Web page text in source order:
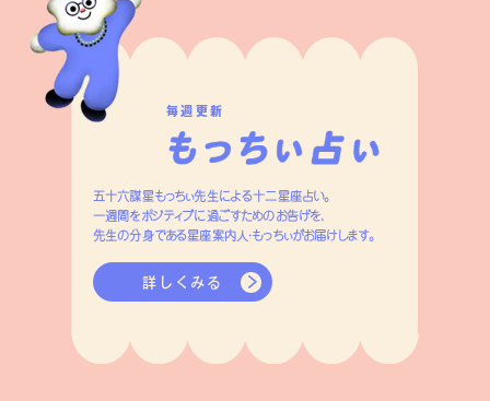
毎週更新
五十六謀星もっちぃ先生による十二星座占い。
一週間をポジティブに過ごすためのお告げを、
先生の分身である星座案内人・もっちぃがお届けします。
詳しくみる